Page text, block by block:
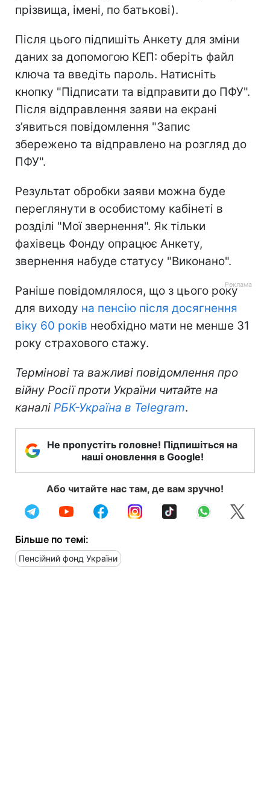
прізвища, імені, по батькові).
Після цього підпишіть Анкету для зміни
даних за допомогою КЕП: оберіть файл
ключа та введіть пароль. Натисніть
кнопку "Підписати та відправити до ПФУ".
Після відправлення заяви на екрані
з’явиться повідомлення "Запис
збережено та відправлено на розгляд до
ПФУ".
Результат обробки заяви можна буде
переглянути в особистому кабінеті в
розділі "Мої звернення". Як тільки
фахівець Фонду опрацює Анкету,
звернення набуде статусу "Виконано".
Раніше повідомлялося, що з цього року
для виходу на пенсію після досягнення
віку 60 років необхідно мати не менше 31
року страхового стажу.
Термінові та важливі повідомлення про
війну Росії проти України читайте на
каналі РБК-Україна в Telegram.
Не пропустіть головне! Підпишіться на
наші оновлення в Google!
Або читайте нас там, де вам зручно!
Більше по темі:
Пенсійний фонд України